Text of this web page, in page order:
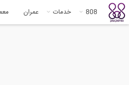
808 خدمات عمران